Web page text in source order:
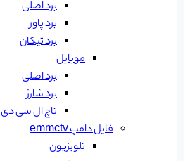
برد اصلی
برد پاور
برد تیکان
موبایل
برد اصلی
برد شارژ
تاچ ال سی دی
فایل دامپ emmctv
تلویزیون